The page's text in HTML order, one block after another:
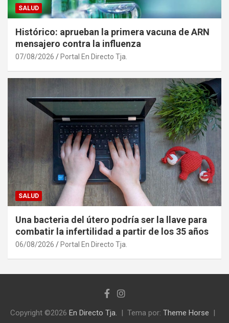
SALUD
Histórico: aprueban la primera vacuna de ARN
mensajero contra la influenza
07/08/2026 Portal En Directo Tja.
SALUD
Una bacteria del útero podría ser la llave para
combatir la infertilidad a partir de los 35 años
06/08/2026 Portal En Directo Tja.
Copyright ©2026 En Directo Tja. Tema por: Theme Horse